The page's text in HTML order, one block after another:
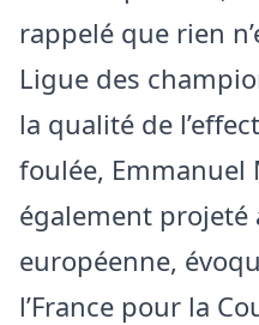
rappelé que rien
Ligue des
la qualité de
foulée, Emmanuel
également projeté
européenne,
l’France pour la